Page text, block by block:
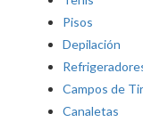
Pisos
Depilación
Campos de
Canaletas